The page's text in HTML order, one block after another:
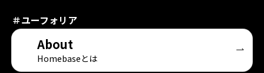
＃ユーフォリア
About
Homebaseとは